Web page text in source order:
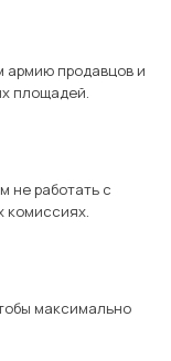
армию продавцов и
площадей.
не работать с
комиссиях.
максимально